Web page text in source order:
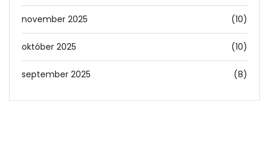
november 2025 (10)
október 2025 (10)
september 2025 (8)